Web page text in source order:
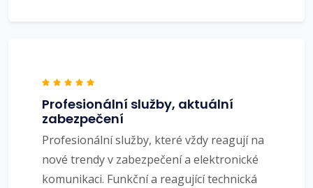
Profesionální služby, aktuální
zabezpečení
Profesionální služby, které vždy reagují na
nové trendy v zabezpečení a elektronické
komunikaci. Funkční a reagující technická